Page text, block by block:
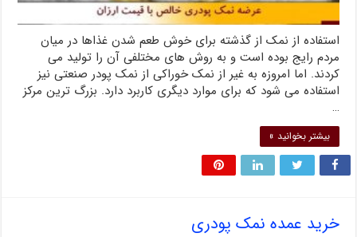
استفاده از نمک از گذشته برای خوش طعم شدن غذاها در میان
مردم رایج بوده است و به روش های مختلفی آن را تولید می
کردند. اما امروزه به غیر از نمک خوراکی از نمک پودر صنعتی نیز
استفاده می شود که برای موارد دیگری کاربرد دارد. بزرگ ترین مرکز
…
بیشتر بخوانید »
خرید عمده نمک پودری